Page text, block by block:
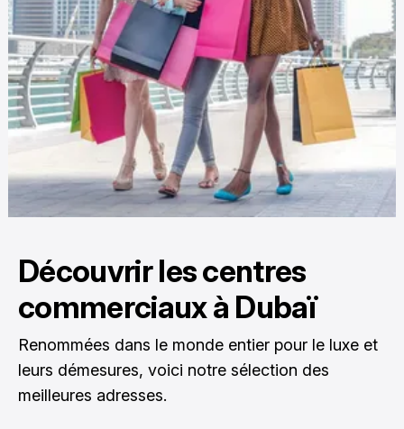
Découvrir les centres
commerciaux à Dubaï
Renommées dans le monde entier pour le luxe et
leurs démesures, voici notre sélection des
meilleures adresses.